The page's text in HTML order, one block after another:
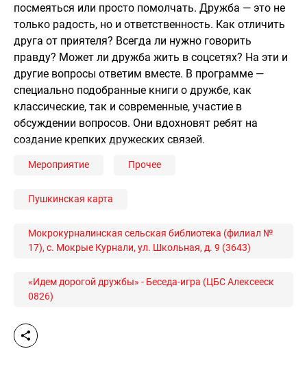
посмеяться или просто помолчать. Дружба — это не
только радость, но и ответственность. Как отличить
друга от приятеля? Всегда ли нужно говорить
правду? Может ли дружба жить в соцсетях? На эти и
другие вопросы ответим вместе. В программе —
специально подобранные книги о дружбе, как
классические, так и современные, участие в
обсуждении вопросов. Они вдохновят ребят на
создание крепких дружеских связей.
Мероприятие Прочее
Пушкинская карта
Мокрокурналинская сельская библиотека (филиал №
17), с. Мокрые Курнали, ул. Школьная, д. 9 (3643)
«Идем дорогой дружбы» - Беседа-игра (ЦБС Алексееск
0826)